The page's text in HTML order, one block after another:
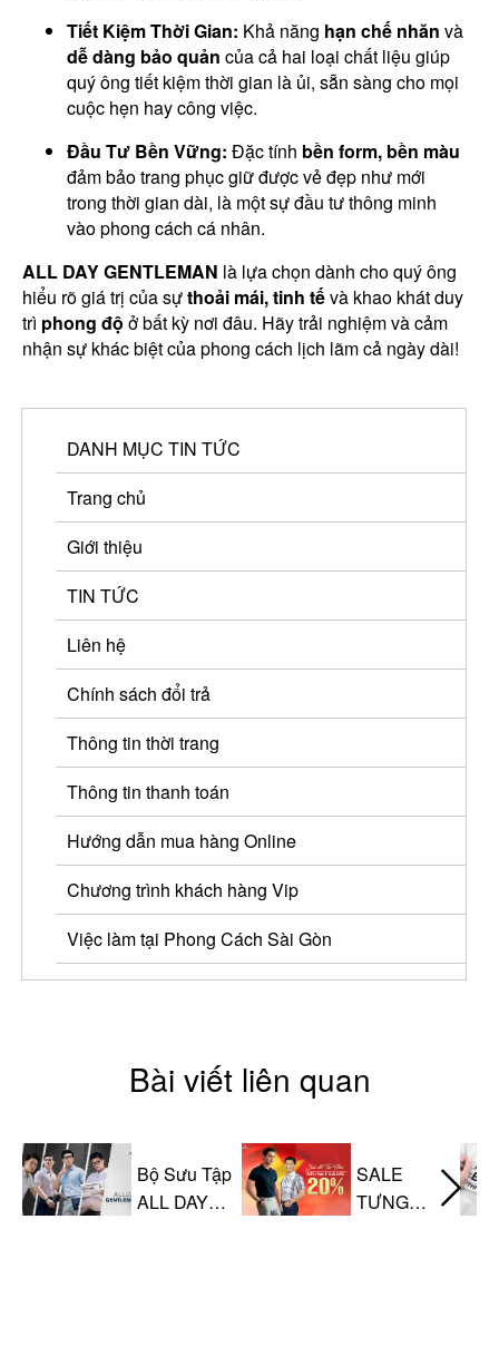
DANH MỤC TIN TỨC
Trang chủ
Giới thiệu
TIN TỨC
Liên hệ
Chính sách đổi trả
Thông tin thời trang
Thông tin thanh toán
Hướng dẫn mua hàng Online
Chương trình khách hàng Vip
Việc làm tại Phong Cách Sài Gòn
Tiết Kiệm Thời Gian: Khả năng hạn chế nhăn và
dễ dàng bảo quản của cả hai loại chất liệu giúp
quý ông tiết kiệm thời gian là ủi, sẵn sàng cho mọi
cuộc hẹn hay công việc.
Đầu Tư Bền Vững: Đặc tính bền form, bền màu
đảm bảo trang phục giữ được vẻ đẹp như mới
trong thời gian dài, là một sự đầu tư thông minh
vào phong cách cá nhân.
ALL DAY GENTLEMAN là lựa chọn dành cho quý ông
hiểu rõ giá trị của sựthoải mái, tinh tếvà khao khát duy
trì phong độ ở bất kỳ nơi đâu. Hãy trải nghiệm và cảm
nhận sự khác biệt của phong cách lịch lãm cả ngày dài!
Bài viết liên quan
Bộ Sưu Tập
ALL DAY
SALE
TƯNG